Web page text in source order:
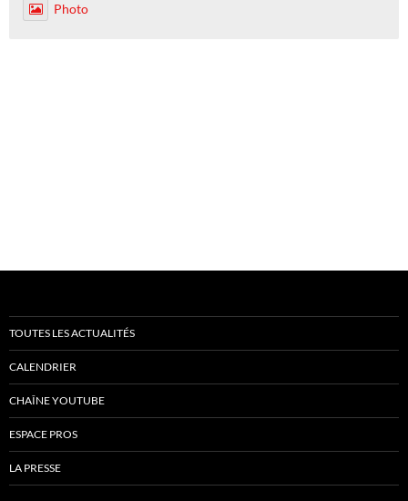
Photo
TOUTES LES ACTUALITÉS
CALENDRIER
CHAÎNE YOUTUBE
ESPACE PROS
LA PRESSE